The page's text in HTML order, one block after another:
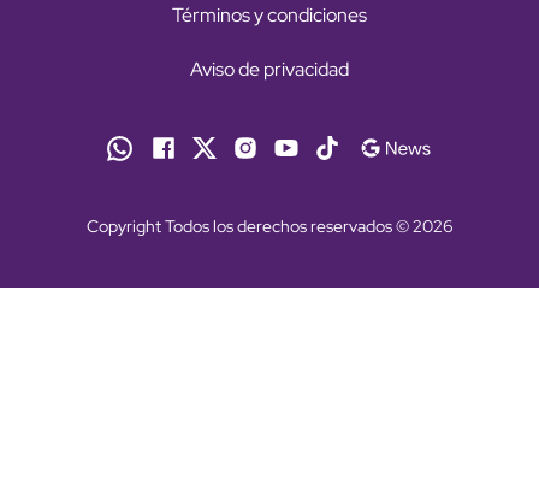
Términos y condiciones
Aviso de privacidad
Copyright Todos los derechos reservados © 2026